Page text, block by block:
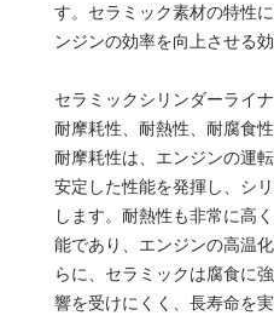
す。セラミック素材の特性
ンジンの効率を向上させる効
セラミックシリンダーライ
耐摩耗性、耐熱性、耐腐食
耐摩耗性は、エンジンの運
安定した性能を発揮し、シ
します。耐熱性も非常に高
能であり、エンジンの高温
らに、セラミックは腐食に
響を受けにくく、長寿命を実